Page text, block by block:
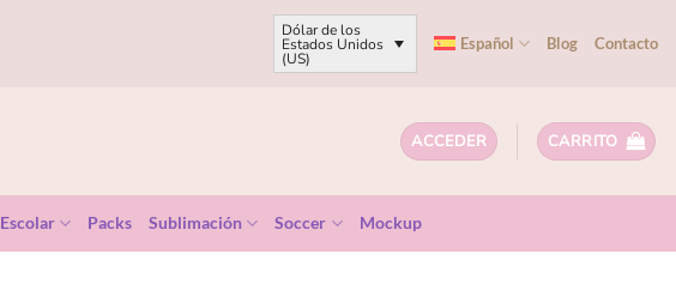
Dólar de los
Estados Unidos
(US)
Español Blog Contacto
ACCEDER CARRITO
Escolar Packs Sublimación Soccer Mockup